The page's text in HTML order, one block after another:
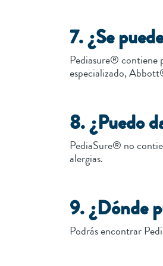
7. ¿Se
Pediasure® contiene
especializado,
8. ¿Puedo
PediaSure® no
alergias.
9. ¿Dónde
Podrás encontrar